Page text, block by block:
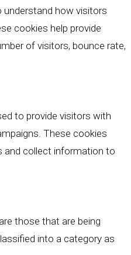
understand how visitors
cookies help provide
of visitors, bounce rate,
to provide visitors with
These cookies
and collect information to
those that are being
into a category as